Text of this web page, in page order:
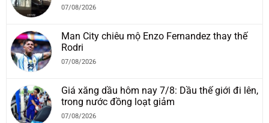
07/08/2026
Man City chiêu mộ Enzo Fernandez thay thế
Rodri
07/08/2026
Giá xăng dầu hôm nay 7/8: Dầu thế giới đi lên,
trong nước đồng loạt giảm
07/08/2026